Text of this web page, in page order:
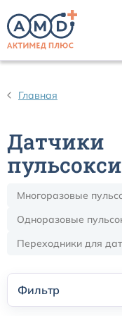
Главная
Датчики
Многоразовые
Одноразовые
Переходники для
Фильтр
Датчики ЭЭГ BIS
Кабели пациента
Кабели для